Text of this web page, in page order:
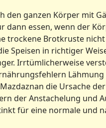
ganzen Körper mit
essen, wenn der
trockene Brotkruste
Speisen in richtiger
Irrtümlicherweise
die Ursache
der Anstachelung und
für eine normale und